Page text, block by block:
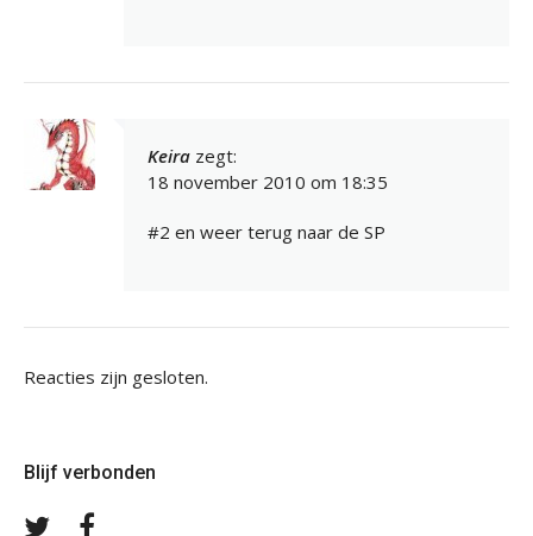
Keira zegt:
18 november 2010 om 18:35
#2 en weer terug naar de SP
Reacties zijn gesloten.
Blijf verbonden
Volg